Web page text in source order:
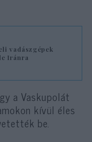
vadászgépek
Iránra
a Vaskupolát
kívül éles
be.